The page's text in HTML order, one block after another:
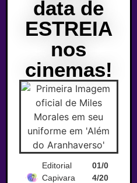
data de
ESTREIA
nos
cinemas!
Editorial
Capivara
01/0
4/20